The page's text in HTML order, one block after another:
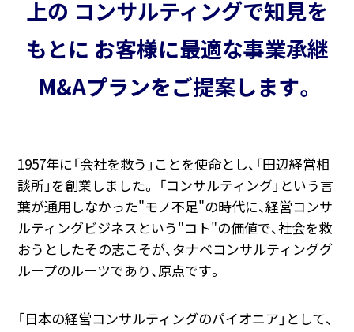
上の コンサルティングで知見を
もとに お客様に最適な事業承継
M&Aプランをご提案します。
1957年に「会社を救う」ことを使命とし、「田辺経営相
談所」を創業しました。 「コンサルティング」という言
葉が通用しなかった"モノ不足"の時代に、経営コンサ
ルティングビジネスという"コト"の価値で、社会を救
おうとしたその志こそが、タナベコンサルティンググ
ループのルーツであり、原点です。
「日本の経営コンサルティングのパイオニア」として、